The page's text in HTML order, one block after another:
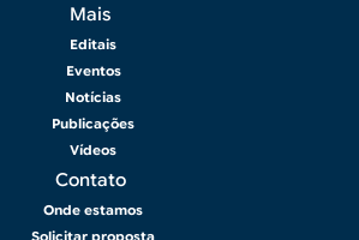
Mais
Editais
Eventos
Notícias
Publicações
Vídeos
Contato
Onde estamos
Solicitar proposta